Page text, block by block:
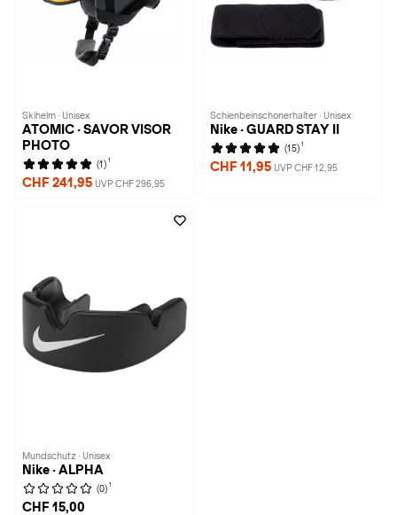
Skihelm · Unisex
ATOMIC · SAVOR VISOR
PHOTO
(1) 1
CHF 241,95 UVP CHF 296,95
Schienbeinschonerhalter · Unisex
Nike · GUARD STAY II
(15) 1
CHF 11,95 UVP CHF 12,95
Mundschutz · Unisex
Nike · ALPHA
(0) 1
CHF 15,00